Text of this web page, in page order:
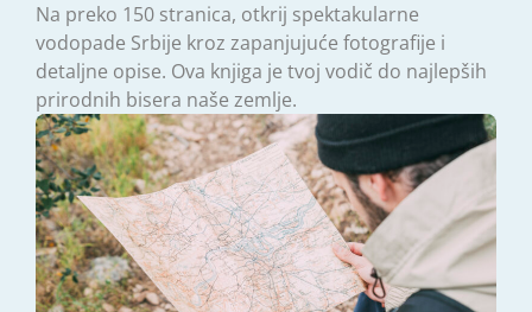
Na preko 150 stranica, otkrij spektakularne
vodopade Srbije kroz zapanjujuće fotografije i
detaljne opise. Ova knjiga je tvoj vodič do najlepših
prirodnih bisera naše zemlje.